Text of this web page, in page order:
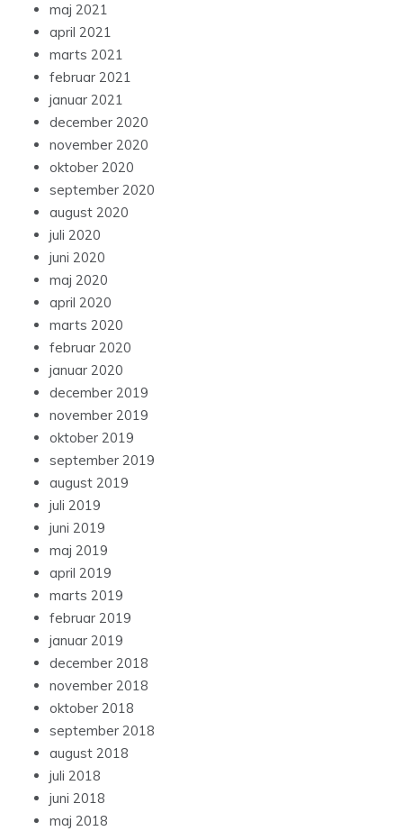
maj 2021
april 2021
marts 2021
februar 2021
januar 2021
december 2020
november 2020
oktober 2020
september 2020
august 2020
juli 2020
juni 2020
maj 2020
april 2020
marts 2020
februar 2020
januar 2020
december 2019
november 2019
oktober 2019
september 2019
august 2019
juli 2019
juni 2019
maj 2019
april 2019
marts 2019
februar 2019
januar 2019
december 2018
november 2018
oktober 2018
september 2018
august 2018
juli 2018
juni 2018
maj 2018